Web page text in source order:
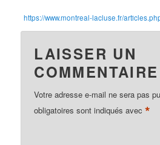
https://www.montreal-lacluse.fr/
LAISSER UN
COMMENTAIRE
Votre adresse e-mail ne sera pas
obligatoires sont indiqués avec*